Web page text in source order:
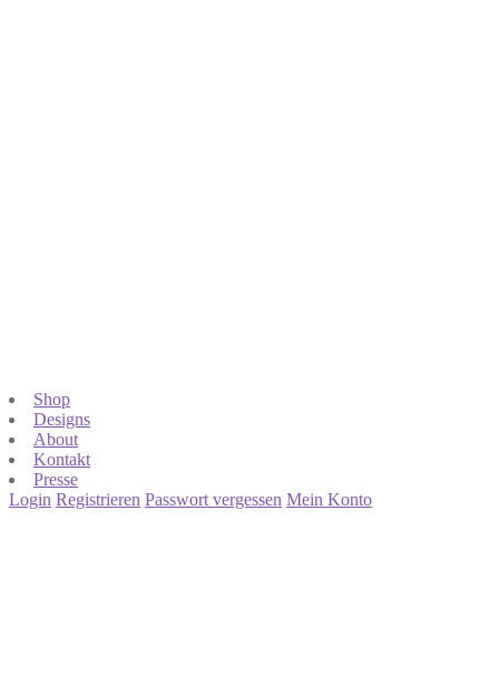
Shop
Designs
About
Kontakt
Presse
Login Registrieren Passwort vergessen Mein Konto